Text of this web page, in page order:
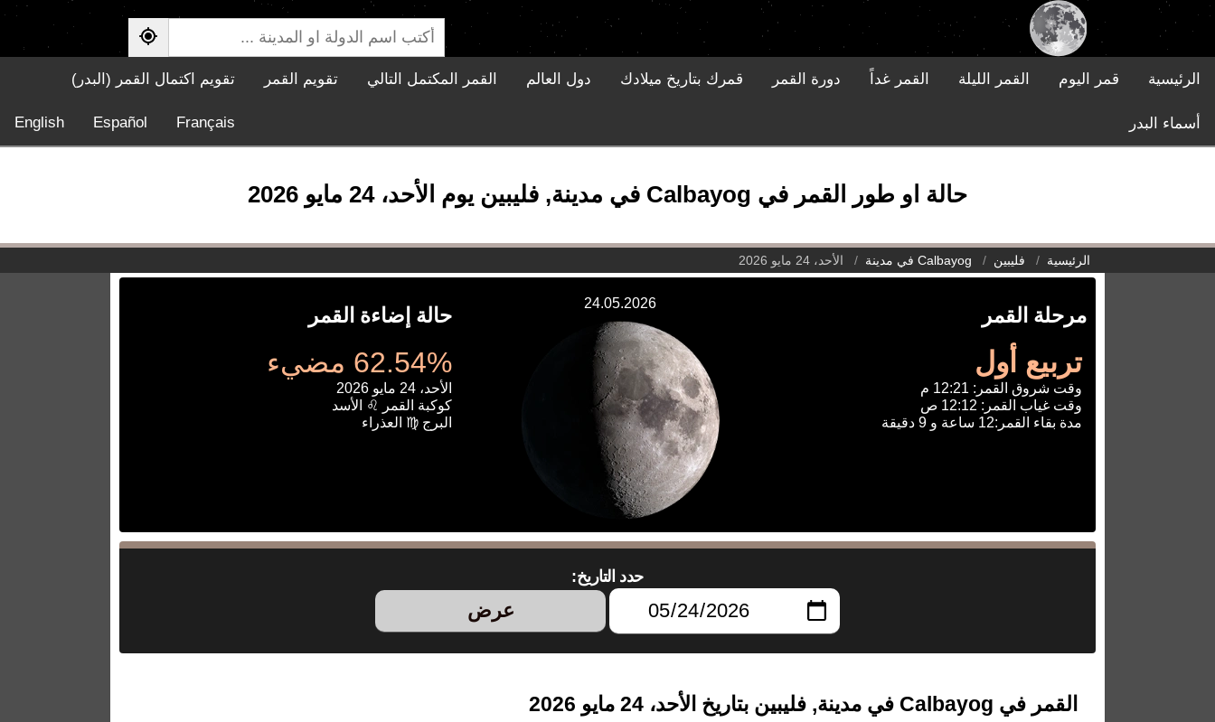
الرئيسية قمر اليوم القمر الليلة القمر غداً دورة القمر قمرك بتاريخ ميلادك دول العالم القمر المكتمل التالي تقويم القمر تقويم اكتمال القمر (البدر)
أسماء البدر English Español Français
حالة او طور القمر في Calbayog في مدينة, فليبين يوم الأحد، 24 مايو 2026
الرئيسية فليبين Calbayog في مدينة الأحد، 24 مايو 2026
مرحلة القمر
تربيع أول
وقت شروق القمر: 12:21 م
وقت غياب القمر: 12:12 ص
مدة بقاء القمر:12 ساعة و 9 دقيقة
24.05.2026
حالة إضاءة القمر
62.54% مضيء
الأحد، 24 مايو 2026
كوكبة القمر ♌ الأسد
البرج ♍ العذراء
حدد التاريخ:
عرض
القمر في Calbayog في مدينة, فليبين بتاريخ الأحد، 24 مايو 2026